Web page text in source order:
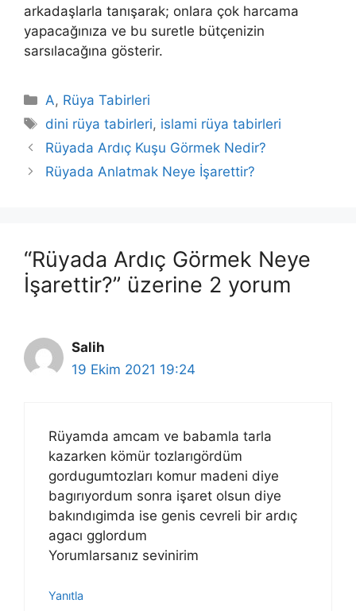
arkadaşlarla tanışarak; onlara çok harcama
yapacağınıza ve bu suretle bütçenizin
sarsılacağına gösterir.
Kategoriler
A, Rüya Tabirleri
Etiketler
dini rüya tabirleri, islami rüya tabirleri
Rüyada Ardıç Kuşu Görmek Nedir?
Rüyada Anlatmak Neye İşarettir?
“Rüyada Ardıç Görmek Neye
İşarettir?” üzerine 2 yorum
Salih
19 Ekim 2021 19:24
Rüyamda amcam ve babamla tarla
kazarken kömür tozlarıgördüm
gordugumtozları komur madeni diye
bagırıyordum sonra işaret olsun diye
bakındıgimda ise genis cevreli bir ardıç
agacı gglordum
Yorumlarsanız sevinirim
Yanıtla